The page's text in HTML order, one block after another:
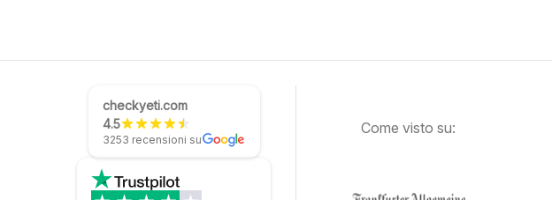
checkyeti.com
4.5
3253 recensioni su
Come visto su: